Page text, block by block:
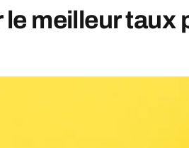
meilleur taux